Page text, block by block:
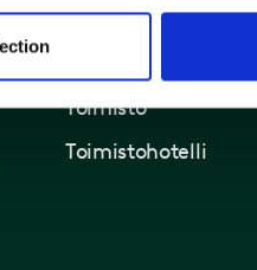
Ratkaisut
Toimisto
Toimistohotelli